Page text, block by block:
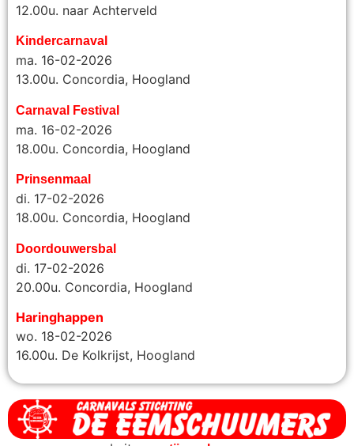
12.00u. naar Achterveld
Kindercarnaval
ma. 16-02-2026
13.00u. Concordia, Hoogland
Carnaval Festival
ma. 16-02-2026
18.00u. Concordia, Hoogland
Prinsenmaal
di. 17-02-2026
18.00u. Concordia, Hoogland
Doordouwersbal
di. 17-02-2026
20.00u. Concordia, Hoogland
Haringhappen
wo. 18-02-2026
16.00u. De Kolkrijst, Hoogland